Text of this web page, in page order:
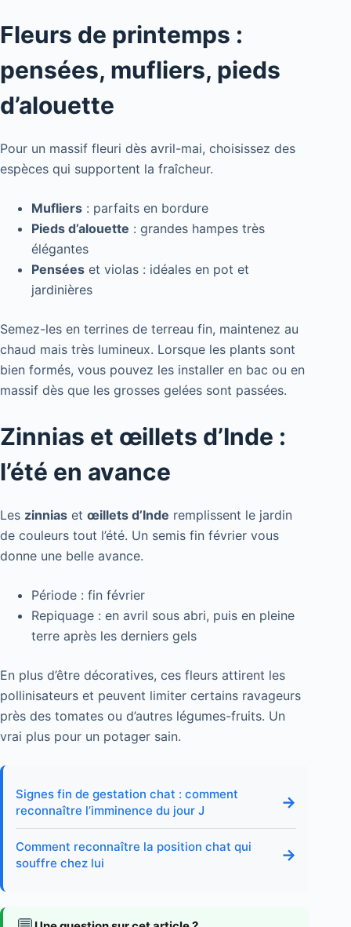
Fleurs de printemps :
pensées, mufliers, pieds
d’alouette
Pour un massif fleuri dès avril-mai, choisissez des
espèces qui supportent la fraîcheur.
Mufliers : parfaits en bordure
Pieds d’alouette : grandes hampes très
élégantes
Pensées et violas : idéales en pot et
jardinières
Semez-les en terrines de terreau fin, maintenez au
chaud mais très lumineux. Lorsque les plants sont
bien formés, vous pouvez les installer en bac ou en
massif dès que les grosses gelées sont passées.
Zinnias et œillets d’Inde :
l’été en avance
Les zinnias et œillets d’Inde remplissent le jardin
de couleurs tout l’été. Un semis fin février vous
donne une belle avance.
Période : fin février
Repiquage : en avril sous abri, puis en pleine
terre après les derniers gels
En plus d’être décoratives, ces fleurs attirent les
pollinisateurs et peuvent limiter certains ravageurs
près des tomates ou d’autres légumes-fruits. Un
vrai plus pour un potager sain.
Signes fin de gestation chat : comment
reconnaître l’imminence du jour J
→
Comment reconnaître la position chat qui
souffre chez lui
→